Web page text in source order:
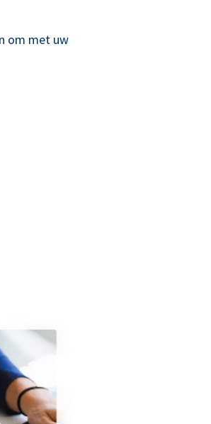
om met uw